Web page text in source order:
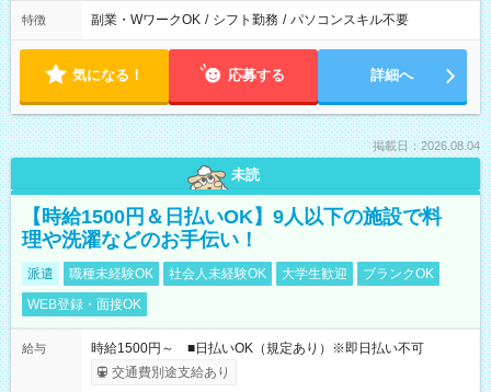
特徴 副業・WワークOK / シフト勤務 / パソコンスキル不要
気になる！ 応募する 詳細へ
掲載日：2026.08.04
未読
【時給1500円＆日払いOK】9人以下の施設で料
理や洗濯などのお手伝い！
派遣 職種未経験OK 社会人未経験OK 大学生歓迎
ブランクOK
WEB登録・面接OK
給与
時給1500円～ ■日払いOK（規定あり）※即日払い不可
交通費別途支給あり